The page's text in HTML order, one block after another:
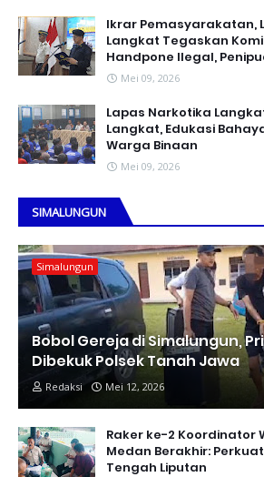
Ikrar Pemasyarakatan,
Langkat Tegaskan
Handpone llegal,
Mei 09, 2026
Lapas Narkotika
Langkat, Edukasi
Warga Binaan
Mei 09, 2026
SIMALUNGUN
Simalungun
Bobol Gereja di Simalungun,
Dibekuk Polsek Tanah Jawa
Redaksi Mei 12, 2026
Raker ke-2 Koordinator
Medan Berakhir:
Tengah Liputan